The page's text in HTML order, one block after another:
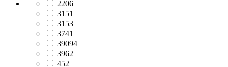
2206
3151
3153
3741
39094
3962
452